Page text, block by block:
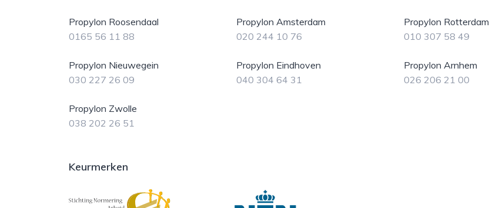
Propylon Roosendaal
0165 56 11 88
Propylon Amsterdam
020 244 10 76
Propylon Rotterdam
010 307 58 49
Propylon Nieuwegein
030 227 26 09
Propylon Eindhoven
040 304 64 31
Propylon Arnhem
026 206 21 00
Propylon Zwolle
038 202 26 51
Keurmerken